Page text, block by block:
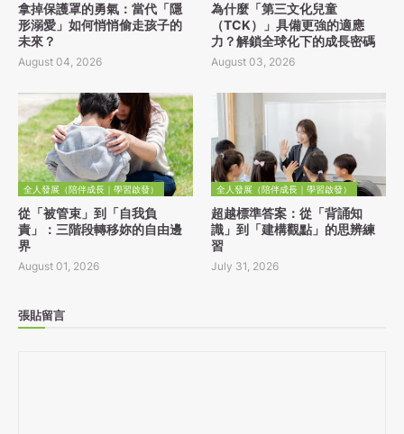
拿掉保護罩的勇氣：當代「隱
形溺愛」如何悄悄偷走孩子的
未來？
August 04, 2026
為什麼「第三文化兒童
（TCK）」具備更強的適應
力？解鎖全球化下的成長密碼
August 03, 2026
全人發展（陪伴成長｜學習啟發）
從「被管束」到「自我負
責」：三階段轉移妳的自由邊
界
August 01, 2026
全人發展（陪伴成長｜學習啟發）
超越標準答案：從「背誦知
識」到「建構觀點」的思辨練
習
July 31, 2026
張貼留言